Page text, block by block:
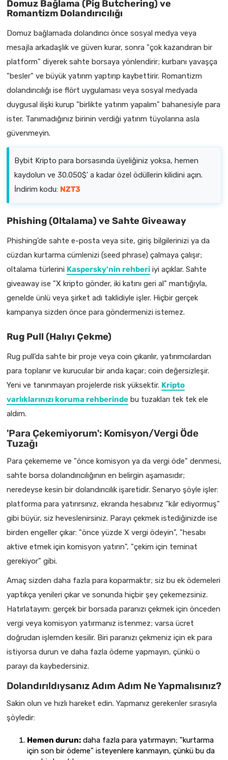
Domuz Bağlama (Pig Butchering) ve
Romantizm Dolandırıcılığı
Domuz bağlamada dolandırıcı önce sosyal medya veya
mesajla arkadaşlık ve güven kurar, sonra "çok kazandıran bir
platform" diyerek sahte borsaya yönlendirir; kurbanı yavaşça
"besler" ve büyük yatırım yaptırıp kaybettirir. Romantizm
dolandırıcılığı ise flört uygulaması veya sosyal medyada
duygusal ilişki kurup "birlikte yatırım yapalım" bahanesiyle para
ister. Tanımadığınız birinin verdiği yatırım tüyolarına asla
güvenmeyin.
Bybit Kripto para borsasında üyeliğiniz yoksa, hemen
kaydolun ve 30.050$' a kadar özel ödüllerin kilidini açın.
İndirim kodu: NZT3
Phishing (Oltalama) ve Sahte Giveaway
Phishing'de sahte e-posta veya site, giriş bilgilerinizi ya da
cüzdan kurtarma cümlenizi (seed phrase) çalmaya çalışır;
oltalama türlerini Kaspersky'nin rehberi iyi açıklar. Sahte
giveaway ise "X kripto gönder, iki katını geri al" mantığıyla,
genelde ünlü veya şirket adı taklidiyle işler. Hiçbir gerçek
kampanya sizden önce para göndermenizi istemez.
Rug Pull (Halıyı Çekme)
Rug pull'da sahte bir proje veya coin çıkarılır, yatırımcılardan
para toplanır ve kurucular bir anda kaçar; coin değersizleşir.
Yeni ve tanınmayan projelerde risk yüksektir. Kripto
varlıklarınızı koruma rehberinde bu tuzakları tek tek ele
aldım.
'Para Çekemiyorum': Komisyon/Vergi Öde
Tuzağı
Para çekememe ve "önce komisyon ya da vergi öde" denmesi,
sahte borsa dolandırıcılığının en belirgin aşamasıdır;
neredeyse kesin bir dolandırıcılık işaretidir. Senaryo şöyle işler:
platforma para yatırırsınız, ekranda hesabınız "kâr ediyormuş"
gibi büyür, siz heveslenirsiniz. Parayı çekmek istediğinizde ise
birden engeller çıkar: "önce yüzde X vergi ödeyin", "hesabı
aktive etmek için komisyon yatırın", "çekim için teminat
gerekiyor" gibi.
Amaç sizden daha fazla para koparmaktır; siz bu ek ödemeleri
yaptıkça yenileri çıkar ve sonunda hiçbir şey çekemezsiniz.
Hatırlatayım: gerçek bir borsada paranızı çekmek için önceden
vergi veya komisyon yatırmanız istenmez; varsa ücret
doğrudan işlemden kesilir. Biri paranızı çekmeniz için ek para
istiyorsa durun ve daha fazla ödeme yapmayın, çünkü o
parayı da kaybedersiniz.
Dolandırıldıysanız Adım Adım Ne Yapmalısınız?
Sakin olun ve hızlı hareket edin. Yapmanız gerekenler sırasıyla
şöyledir:
Hemen durun: daha fazla para yatırmayın; "kurtarma
için son bir ödeme" isteyenlere kanmayın, çünkü bu da